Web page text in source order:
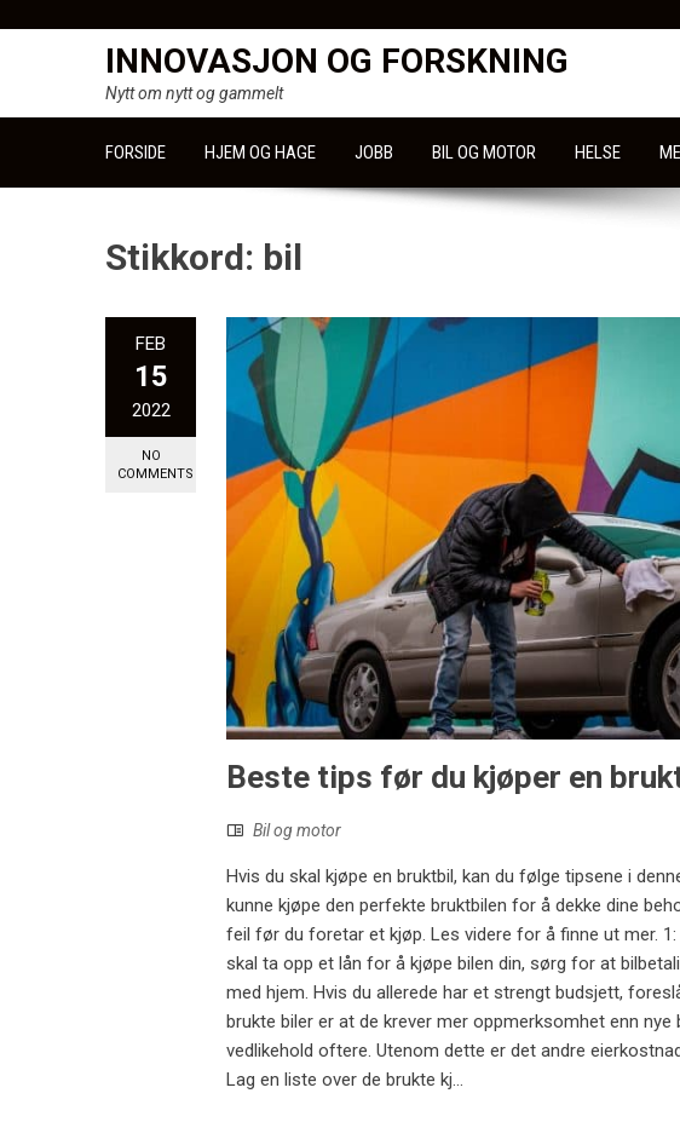
INNOVASJON OG FORSKNING
Nytt om nytt og gammelt
FORSIDE HJEM OG HAGE JOBB BIL OG MOTOR HELSE
Stikkord: bil
FEB
15
2022
NO
COMMENTS
Beste tips før du kjøper en
Bil og motor
Hvis du skal kjøpe en bruktbil, kan du følge tipsene i
kunne kjøpe den perfekte bruktbilen for å dekke dine
feil før du foretar et kjøp. Les videre for å finne ut mer.
skal ta opp et lån for å kjøpe bilen din, sørg for at
med hjem. Hvis du allerede har et strengt budsjett,
brukte biler er at de krever mer oppmerksomhet enn
vedlikehold oftere. Utenom dette er det andre
Lag en liste over de brukte kj...